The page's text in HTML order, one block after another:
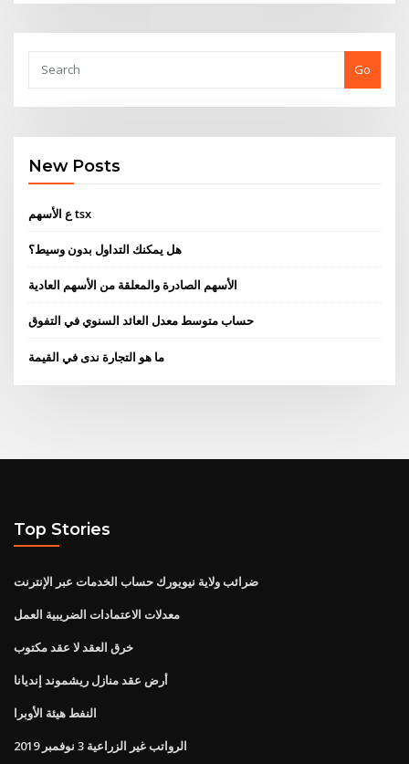
Go
New Posts
ع الأسهم tsx
هل يمكنك التداول بدون وسيط؟
الأسهم الصادرة والمعلقة من الأسهم العادية
حساب متوسط ​​معدل العائد السنوي في التفوق
ما هو التجارة ندى في القيمة
Top Stories
ضرائب ولاية نيويورك حساب الخدمات عبر الإنترنت
معدلات الاعتمادات الضريبية العمل
خرق العقد لا عقد مكتوب
أرض عقد منازل ريشموند إنديانا
النفط هيئة الأوبرا
الرواتب غير الزراعية 3 نوفمبر 2019